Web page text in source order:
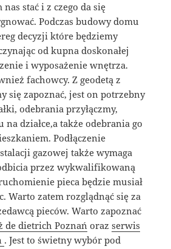
stać i z czego da się
Podczas budowy domu
decyzji które będziemy
od kupna doskonałej
i wyposażenie wnętrza.
fachowcy. Z geodetą z
się zapoznać, jest on potrzebny
odebrania przyłączmy,
na działce,a także odebrania go
Podłączenie
gazowej także wymaga
przez wykwalifikowaną
pieca będzie musiał
Warto zatem rozglądnąć się za
pieców. Warto zapoznać
de dietrich Poznań orazserwis
. Jest to świetny wybór pod